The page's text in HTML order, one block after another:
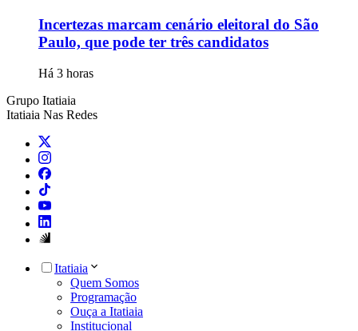
Incertezas marcam cenário eleitoral do São
Paulo, que pode ter três candidatos
Há 3 horas
Grupo Itatiaia
Itatiaia Nas Redes
Itatiaia
Quem Somos
Programação
Ouça a Itatiaia
Institucional